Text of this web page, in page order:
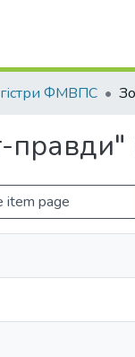
ФМВПС
item page